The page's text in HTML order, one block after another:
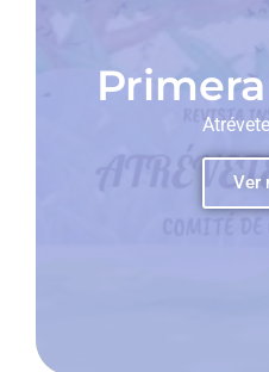
Ver